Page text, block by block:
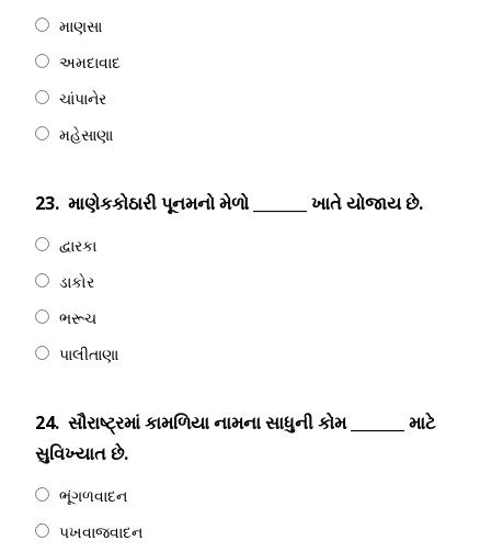
માણસા
અમદાવાદ
ચાંપાનેર
મહેસાણા
23. માણેકકોઠારી પૂનમનો મેળો _______ ખાતે યોજાય છે.
દ્વારકા
ડાકોર
ભરૂચ
પાલીતાણા
24. સૌરાષ્ટ્રમાં કામળિયા નામના સાધુની કોમ _______ માટે
સુવિખ્યાત છે.
ભૂંગળવાદન
પખવાજવાદન